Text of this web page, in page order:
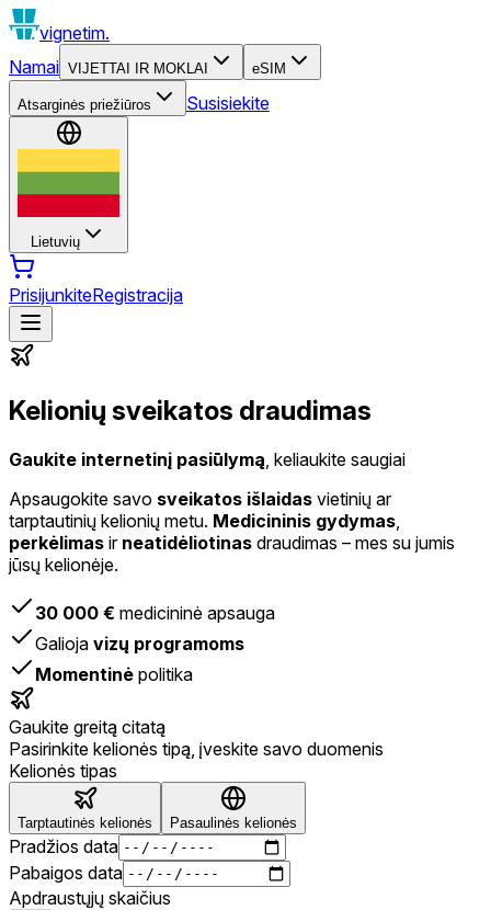
vignetim.
Namai VIJETTAI IR MOKLAI eSIM
Atsarginės priežiūros Susisiekite
Lietuvių
PrisijunkiteRegistracija
Kelionių sveikatos draudimas
Gaukite internetinį pasiūlymą , keliaukite saugiai
Apsaugokite savo sveikatos išlaidas vietinių ar
tarptautinių kelionių metu. Medicininis gydymas
perkėlimas ir neatidėliotinas draudimas – mes su jumis
jūsų kelionėje.
30 000 € medicininė apsauga
Galioja vizų programoms
Momentinė politika
Gaukite greitą citatą
Pasirinkite kelionės tipą, įveskite savo duomenis
Kelionės tipas
Tarptautinės kelionės Pasaulinės kelionės
Pradžios data
Pabaigos data
Apdraustųjų skaičius